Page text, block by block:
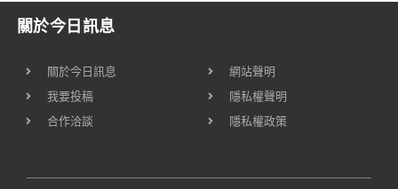
關於今日訊息
關於今日訊息
我要投稿
合作洽談
網站聲明
隱私權聲明
隱私權政策